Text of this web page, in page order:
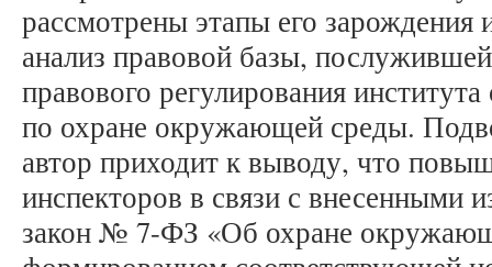
рассмотрены этапы его
анализ правовой базы,
правового регулирования
по охране окружающей среды.
автор приходит к выводу, что
инспекторов в связи с внесенными
закон № 7-ФЗ «Об охране